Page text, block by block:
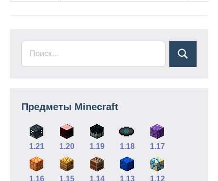
Предметы Minecraft
1.21 1.20 1.19 1.18 1.17
1.16 1.15 1.14 1.13 1.12